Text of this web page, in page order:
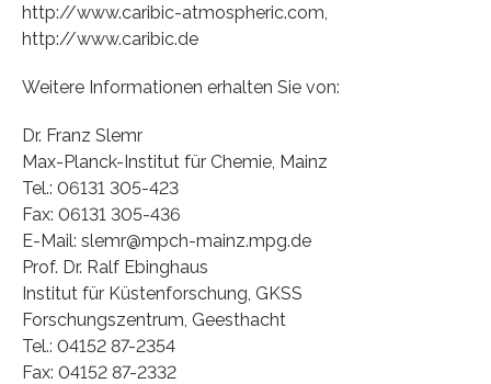
http://www.caribic-atmospheric.com,
http://www.caribic.de
Weitere Informationen erhalten Sie von:
Dr. Franz Slemr
Max-Planck-Institut für Chemie, Mainz
Tel.: 06131 305-423
Fax: 06131 305-436
E-Mail: slemr@mpch-mainz.mpg.de
Prof. Dr. Ralf Ebinghaus
Institut für Küstenforschung, GKSS
Forschungszentrum, Geesthacht
Tel.: 04152 87-2354
Fax: 04152 87-2332